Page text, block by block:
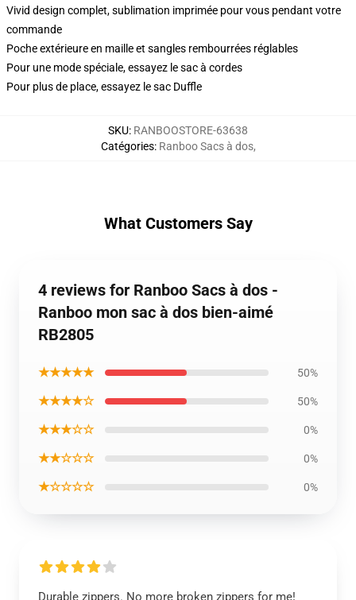
Vivid design complet, sublimation imprimée pour vous pendant votre
commande
Poche extérieure en maille et sangles rembourrées réglables
Pour une mode spéciale, essayez le sac à cordes
Pour plus de place, essayez le sac Duffle
SKU: RANBOOSTORE-63638
Catégories: Ranboo Sacs à dos,
What Customers Say
4 reviews for Ranboo Sacs à dos -
Ranboo mon sac à dos bien-aimé
RB2805
★★★★★ 50%
★★★★☆ 50%
★★★☆☆ 0%
★★☆☆☆ 0%
★☆☆☆☆ 0%
Durable zippers. No more broken zippers for me!